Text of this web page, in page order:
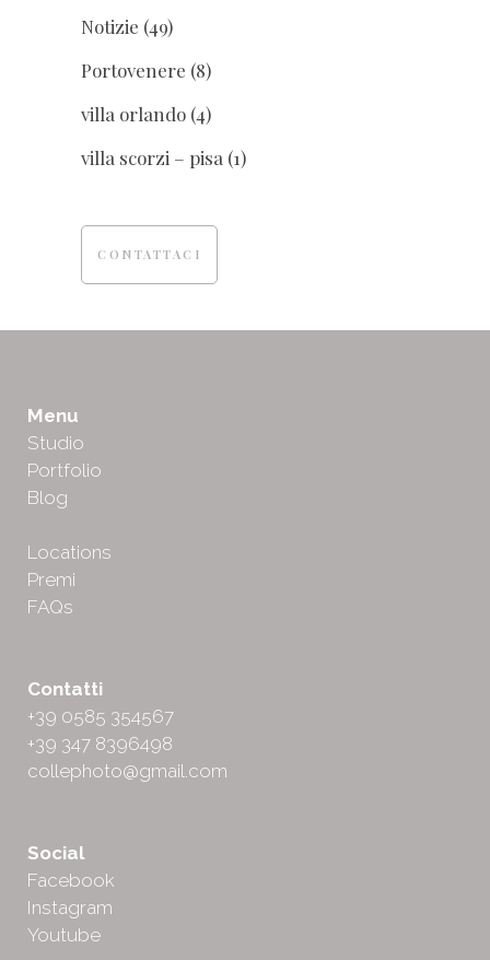
Notizie (49)
Portovenere (8)
villa orlando (4)
villa scorzi – pisa (1)
CONTATTACI
Menu
Studio
Portfolio
Blog
Locations
Premi
FAQs
Contatti
+39 0585 354567
+39 347 8396498
collephoto@gmail.com
Social
Facebook
Instagram
Youtube